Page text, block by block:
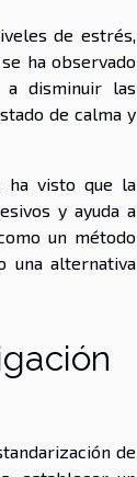
de estrés,
ha observado
a disminuir las
de calma y
ha visto que la
y ayuda a
un método
una alternativa
de